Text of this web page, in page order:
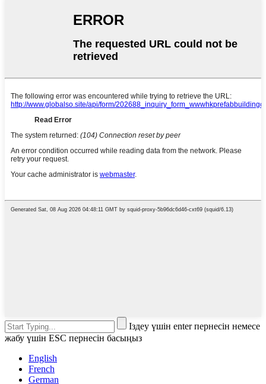
Іздеу үшін enter пернесін немесе
жабу үшін ESC пернесін басыңыз
English
French
German